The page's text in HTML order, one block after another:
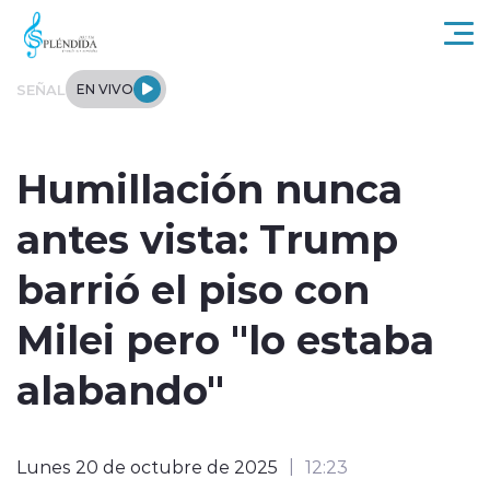
Click acá para ir directamente al contenido
SEÑAL EN VIVO
Tendencias
Internacional
Entrevistas
Humillación nunca
antes vista: Trump
barrió el piso con
Milei pero "lo estaba
alabando"
Lunes 20 de octubre de 2025 12:23